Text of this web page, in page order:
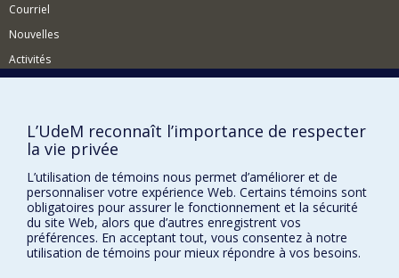
Courriel
Nouvelles
Activités
BESOIN D'AIDE?
Plan du site
Signaler une erreur
Accessibilité
FACULTÉ DES ARTS ET DES SCIENCES
Nos départements et écoles
L’UdeM reconnaît l’importance de respecter
la vie privée
L’utilisation de témoins nous permet d’améliorer et de
personnaliser votre expérience Web. Certains témoins sont
obligatoires pour assurer le fonctionnement et la sécurité
du site Web, alors que d’autres enregistrent vos
préférences. En acceptant tout, vous consentez à notre
utilisation de témoins pour mieux répondre à vos besoins.